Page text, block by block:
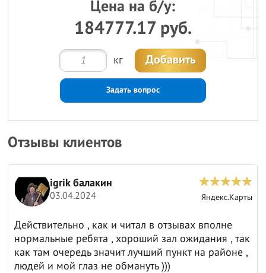
Цена на б/у:
184777.17 руб.
кг Добавить
Задать вопрос
Отзывы клиентов
igrik балакин
03.04.2024 Яндекс.Карты
Действительно , как и читал в отзывах вполне
нормальные ребята , хороший зал ожидания , так
как там очередь значит лучший пункт на районе ,
людей и мой глаз не обмануть )))